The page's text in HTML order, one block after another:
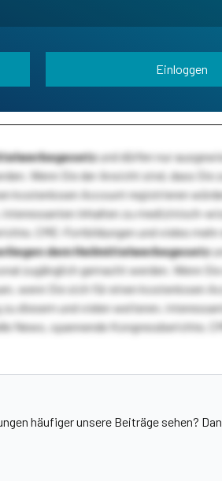
Einloggen
und dürfen nur
Wenn Sie der Ansicht sind, dass Sie
kostenlosen Account registrieren
Inhalten zu medizinisch-
CME-Fortbildungen und vieles
dem Heilmittelwerbegesetz
zugänglich gemacht werden. Wenn
wenn Sie sich für einen kostenlosen
diesem und vielen weiteren,
spannende Kongressberichte,
häufiger unsere Beiträge sehen?